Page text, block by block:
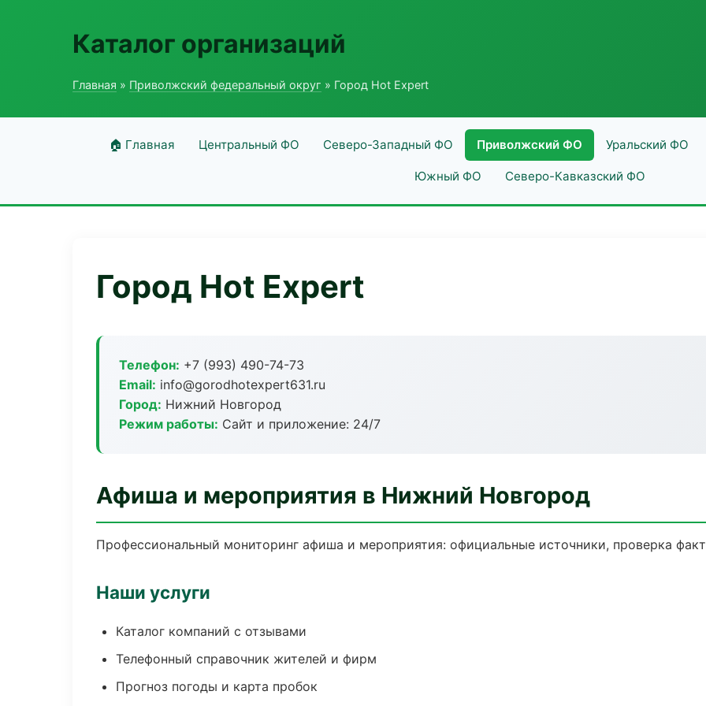
Каталог организаций
Главная » Приволжский федеральный округ » Город Hot Expert
🏠 Главная Центральный ФО Северо-Западный ФО Приволжский ФО Уральский ФО
Южный ФО Северо-Кавказский ФО
Город Hot Expert
Телефон: +7 (993) 490-74-73
Email: info@gorodhotexpert631.ru
Город: Нижний Новгород
Режим работы: Сайт и приложение: 24/7
Афиша и мероприятия в Нижний Новгород
Профессиональный мониторинг афиша и мероприятия: официальные источники, проверка
Наши услуги
Каталог компаний с отзывами
Телефонный справочник жителей и фирм
Прогноз погоды и карта пробок